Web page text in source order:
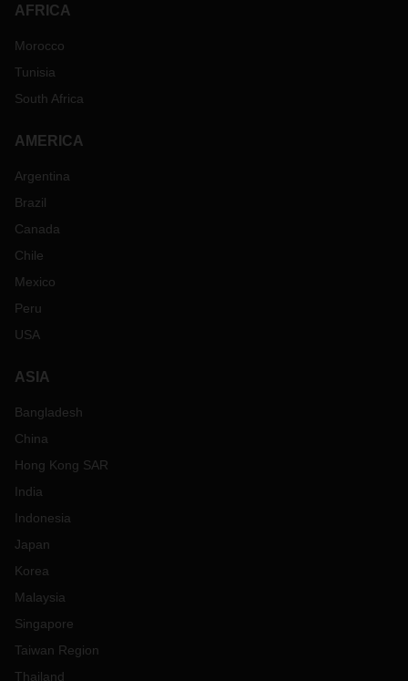
AFRICA
Morocco
Tunisia
South Africa
AMERICA
Argentina
Brazil
Canada
Chile
Mexico
Peru
USA
ASIA
Bangladesh
China
Hong Kong SAR
India
Indonesia
Japan
Korea
Malaysia
Singapore
Taiwan Region
Thailand